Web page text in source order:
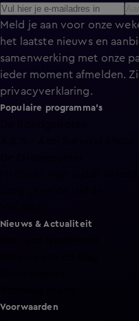
Meld je aan voor onze
het laatste nieuws en
samenwerking met onze
ieder moment afmelden.
privacyverklaring.
Populaire programma's
Nieuws & Actualiteit
Voorwaarden